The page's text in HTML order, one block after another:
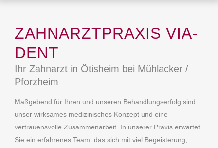
ZAHNARZT­PRAXIS VIA-
DENT
Ihr Zahnarzt in Ötisheim bei Mühlacker /
Pforzheim
Maßgebend für Ihren und unseren Behandlungserfolg sind
unser wirksames medizinisches Konzept und eine
vertrauensvolle Zusammenarbeit. In unserer Praxis erwartet
Sie ein erfahrenes Team, das sich mit viel Begeisterung,